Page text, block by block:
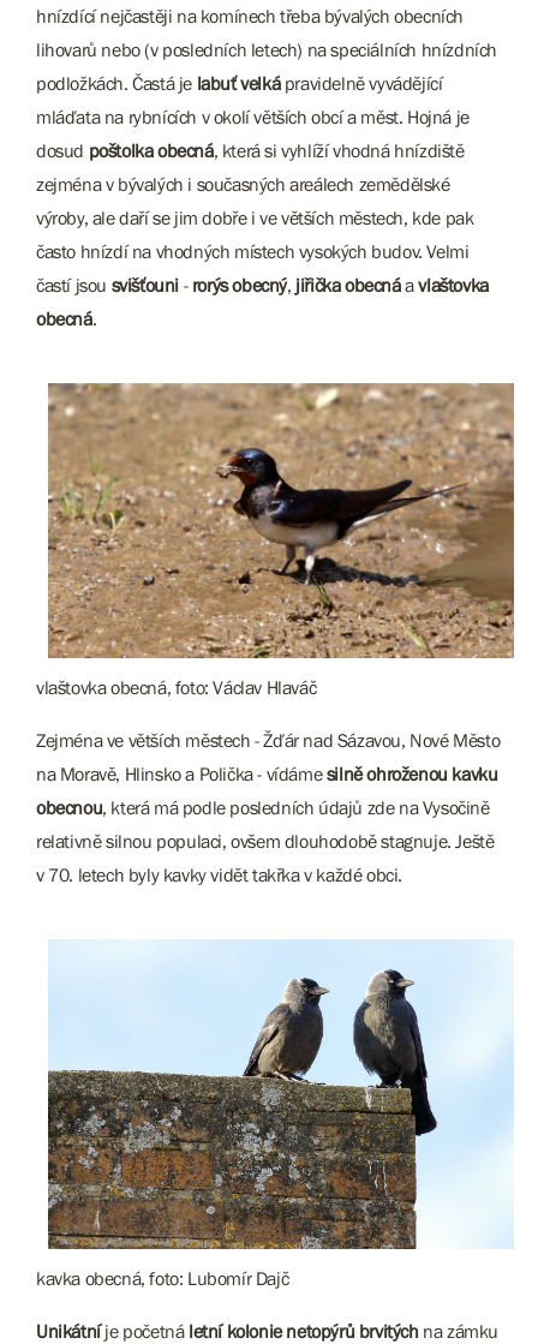
hnízdící nejčastěji na komínech třeba bývalých obecních
lihovarů nebo (v posledních letech) na speciálních hnízdních
podložkách. Častá je labuť velkápravidelně vyvádějící
mláďata na rybnících v okolí větších obcí a měst. Hojná je
dosud poštolka obecná, která si vyhlíží vhodná hnízdiště
zejména v bývalých i současných areálech zemědělské
výroby, ale daří se jim dobře i ve větších městech, kde pak
často hnízdí na vhodných místech vysokých budov. Velmi
častí jsou svišťouni - rorýs obecný, jiřička obecnáavlaštovka
obecná.
vlaštovka obecná, foto: Václav Hlaváč
Zejména ve větších městech - Žďár nad Sázavou, Nové Město
na Moravě, Hlinsko a Polička - vídámesilně ohroženou kavku
obecnou, která má podle posledních údajů zde na Vysočině
relativně silnou populaci, ovšem dlouhodobě stagnuje. Ještě
v 70. letech byly kavky vidět takřka v každé obci.
kavka obecná, foto: Lubomír Dajč
Unikátníje početná letní kolonie netopýrů brvitých na zámku